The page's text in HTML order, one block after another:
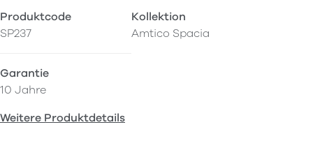
Produktcode
SP237
Kollektion
Amtico Spacia
Garantie
10 Jahre
Weitere Produktdetails